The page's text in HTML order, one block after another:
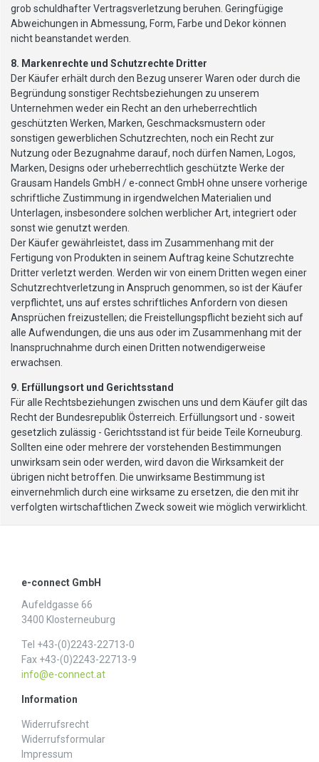
grob schuldhafter Vertragsverletzung beruhen. Geringfügige
Abweichungen in Abmessung, Form, Farbe und Dekor können
nicht beanstandet werden.
8. Markenrechte und Schutzrechte Dritter
Der Käufer erhält durch den Bezug unserer Waren oder durch die
Begründung sonstiger Rechtsbeziehungen zu unserem
Unternehmen weder ein Recht an den urheberrechtlich
geschützten Werken, Marken, Geschmacksmustern oder
sonstigen gewerblichen Schutzrechten, noch ein Recht zur
Nutzung oder Bezugnahme darauf, noch dürfen Namen, Logos,
Marken, Designs oder urheberrechtlich geschützte Werke der
Grausam Handels GmbH / e-connect GmbH ohne unsere vorherige
schriftliche Zustimmung in irgendwelchen Materialien und
Unterlagen, insbesondere solchen werblicher Art, integriert oder
sonst wie genutzt werden.
Der Käufer gewährleistet, dass im Zusammenhang mit der
Fertigung von Produkten in seinem Auftrag keine Schutzrechte
Dritter verletzt werden. Werden wir von einem Dritten wegen einer
Schutzrechtverletzung in Anspruch genommen, so ist der Käufer
verpflichtet, uns auf erstes schriftliches Anfordern von diesen
Ansprüchen freizustellen; die Freistellungspflicht bezieht sich auf
alle Aufwendungen, die uns aus oder im Zusammenhang mit der
Inanspruchnahme durch einen Dritten notwendigerweise
erwachsen.
9. Erfüllungsort und Gerichtsstand
Für alle Rechtsbeziehungen zwischen uns und dem Käufer gilt das
Recht der Bundesrepublik Österreich. Erfüllungsort und - soweit
gesetzlich zulässig - Gerichtsstand ist für beide Teile Korneuburg.
Sollten eine oder mehrere der vorstehenden Bestimmungen
unwirksam sein oder werden, wird davon die Wirksamkeit der
übrigen nicht betroffen. Die unwirksame Bestimmung ist
einvernehmlich durch eine wirksame zu ersetzen, die den mit ihr
verfolgten wirtschaftlichen Zweck soweit wie möglich verwirklicht.
e-connect GmbH
Aufeldgasse 66
3400 Klosterneuburg
Tel +43-(0)2243-22713-0
Fax +43-(0)2243-22713-9
info@e-connect.at
Information
Widerrufs­recht
Widerrufs­formular
Impressum